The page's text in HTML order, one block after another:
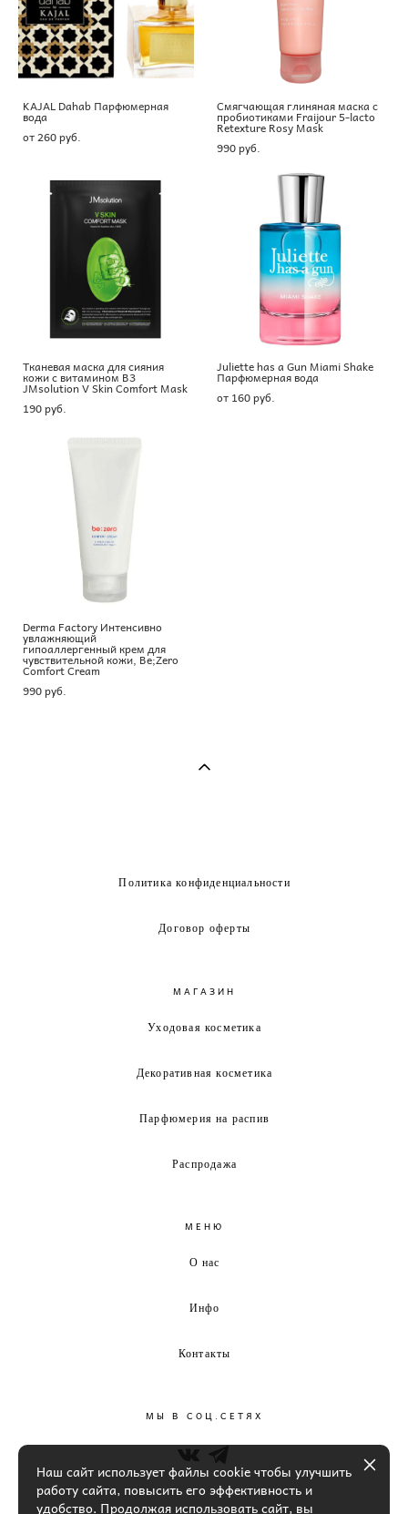
KAJAL Dahab Парфюмерная
вода
от 260 pуб.
Смягчающая глиняная маска с
пробиотиками Fraijour 5-lacto
Retexture Rosy Mask
990 pуб.
Тканевая маска для сияния
кожи с витамином B3
JMsolution V Skin Comfort Mask
190 pуб.
Juliette has a Gun Miami Shake
Парфюмерная вода
от 160 pуб.
Derma Factory Интенсивно
увлажняющий
гипоаллергенный крем для
чувствительной кожи, Be;Zero
Comfort Cream
990 pуб.
Политика конфиденциальности
Договор оферты
МАГАЗИН
Уходовая косметика
Декоративная косметика
Парфюмерия на распив
Распродажа
МЕНЮ
О нас
Инфо
Контакты
МЫ В СОЦ.СЕТЯХ
Наш сайт использует файлы cookie чтобы улучшить
работу сайта, повысить его эффективность и
удобство. Продолжая использовать сайт, вы